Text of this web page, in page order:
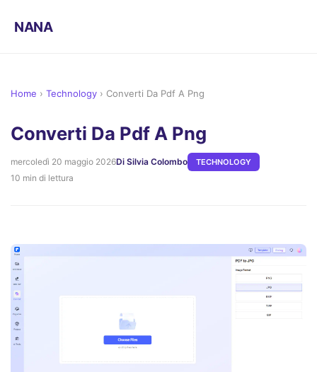
NANA
Home › Technology › Converti Da Pdf A Png
Converti Da Pdf A Png
mercoledì 20 maggio 2026Di Silvia Colombo TECHNOLOGY
10 min di lettura